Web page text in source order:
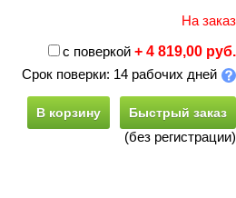
На заказ
с поверкой + 4 819,00 руб.
Срок поверки: 14 рабочих дней
В корзину Быстрый заказ
(без регистрации)